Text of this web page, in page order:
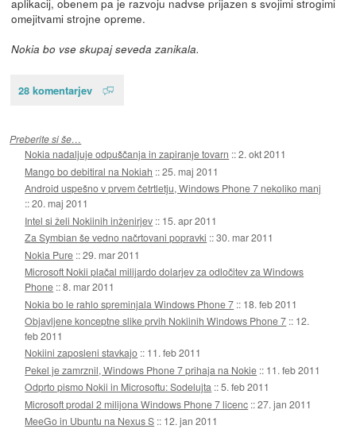
omejitvami strojne opreme.
Nokia bo vse skupaj seveda zanikala.
28 komentarjev
Preberite si še…
Nokia nadaljuje odpuščanja in zapiranje tovarn ::2. okt 2011
Mango bo debitiral na Nokiah ::25. maj 2011
Android uspešno v prvem četrtletju, Windows Phone 7 nekoliko manj
::20. maj 2011
Intel si želi Nokiinih inženirjev :: 15. apr 2011
Za Symbian še vedno načrtovani popravki ::30. mar 2011
Nokia Pure ::29. mar 2011
Microsoft Nokii plačal milijardo dolarjev za odločitev za Windows
Phone ::8. mar 2011
Nokia bo le rahlo spreminjala Windows Phone 7 :: 18. feb 2011
Objavljene konceptne slike prvih Nokiinih Windows Phone 7 :: 12.
feb 2011
Nokiini zaposleni stavkajo :: 11. feb 2011
Pekel je zamrznil, Windows Phone 7 prihaja na Nokie :: 11. feb 2011
Odprto pismo Nokii in Microsoftu: Sodelujta ::5. feb 2011
Microsoft prodal 2 milijona Windows Phone 7 licenc ::27. jan 2011
MeeGo in Ubuntu na Nexus S :: 12. jan 2011